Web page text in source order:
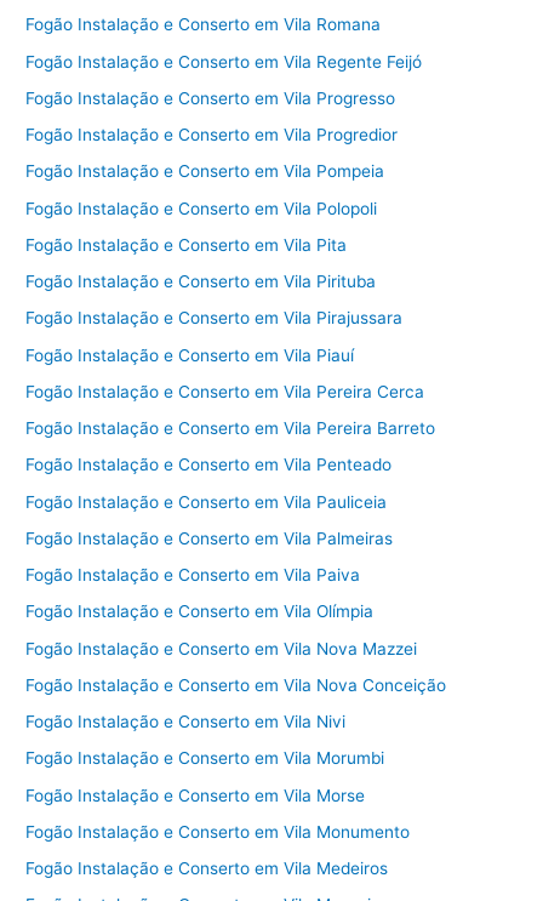
Fogão Instalação e Conserto em Vila Romana
Fogão Instalação e Conserto em Vila Regente Feijó
Fogão Instalação e Conserto em Vila Progresso
Fogão Instalação e Conserto em Vila Progredior
Fogão Instalação e Conserto em Vila Pompeia
Fogão Instalação e Conserto em Vila Polopoli
Fogão Instalação e Conserto em Vila Pita
Fogão Instalação e Conserto em Vila Pirituba
Fogão Instalação e Conserto em Vila Pirajussara
Fogão Instalação e Conserto em Vila Piauí
Fogão Instalação e Conserto em Vila Pereira Cerca
Fogão Instalação e Conserto em Vila Pereira Barreto
Fogão Instalação e Conserto em Vila Penteado
Fogão Instalação e Conserto em Vila Pauliceia
Fogão Instalação e Conserto em Vila Palmeiras
Fogão Instalação e Conserto em Vila Paiva
Fogão Instalação e Conserto em Vila Olímpia
Fogão Instalação e Conserto em Vila Nova Mazzei
Fogão Instalação e Conserto em Vila Nova Conceição
Fogão Instalação e Conserto em Vila Nivi
Fogão Instalação e Conserto em Vila Morumbi
Fogão Instalação e Conserto em Vila Morse
Fogão Instalação e Conserto em Vila Monumento
Fogão Instalação e Conserto em Vila Medeiros